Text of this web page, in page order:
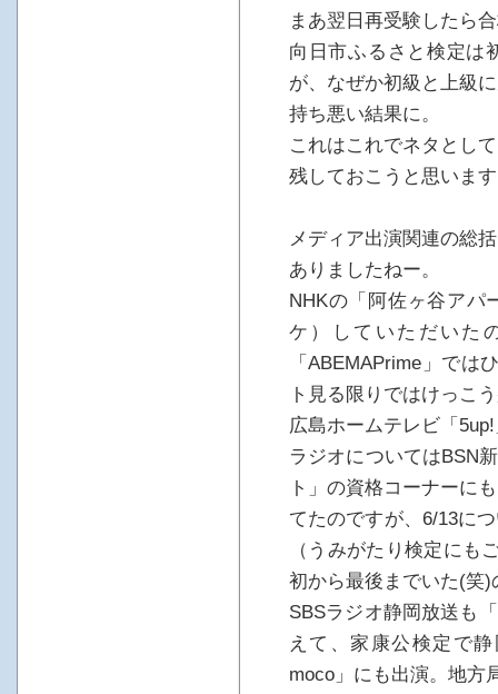
まあ翌日再受験したら
向日市ふるさと検定は
が、なぜか初級と上級
持ち悪い結果に。
これはこれでネタとし
残しておこうと思いま
メディア出演関連の総
ありましたねー。
NHKの「阿佐ヶ谷アパ
ケ）していただいた
「ABEMAPrime」では
ト見る限りではけっこ
広島ホームテレビ「
ラジオについてはBSN
ト」の資格コーナーに
てたのですが、6/13に
（うみがたり検定にも
初から最後までいた(笑
SBSラジオ静岡放送も
えて、家康公検定で
moco」にも出演。地方